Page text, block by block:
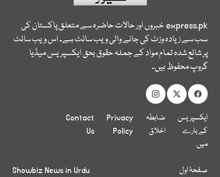
express.pkخبروں اور حالات حاضرہ سے متعلق پاکستان کی
سب سے زیادہ وزٹ کی جانے والی ویب سائٹ ہے۔ اس ویب سائٹ
پر شائع شدہ تمام مواد کے جملہ حقوق بحق ایکسپریس میڈیا
گروپ محفوظ ہیں۔
ایکسپریس
کے بارے
میں
ضابطہ
اخلاق
Privacy
Policy
Contact
Us
صفحۂ اول
Showbiz News in Urdu